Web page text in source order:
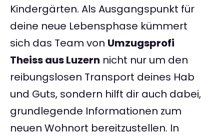
Kindergärten. Als Ausgangspunkt für
deine neue Lebensphase kümmert
sich das Team von Umzugsprofi
Theiss aus Luzern nicht nur um den
reibungslosen Transport deines Hab
und Guts, sondern hilft dir auch dabei,
grundlegende Informationen zum
neuen Wohnort bereitzustellen. In